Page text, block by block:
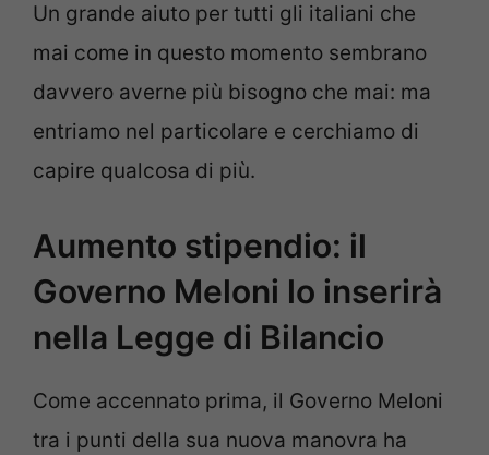
Un grande aiuto per tutti gli italiani che
mai come in questo momento sembrano
davvero averne più bisogno che mai: ma
entriamo nel particolare e cerchiamo di
capire qualcosa di più.
Aumento stipendio: il
Governo Meloni lo inserirà
nella Legge di Bilancio
Come accennato prima, il Governo Meloni
tra i punti della sua nuova manovra ha